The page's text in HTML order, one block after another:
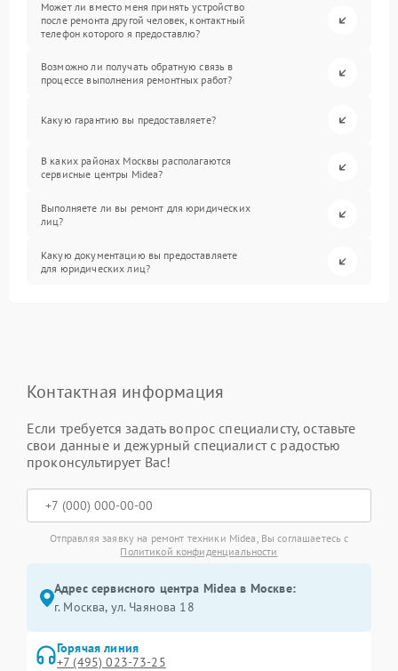
Может ли вместо меня принять устройство
после ремонта другой человек, контактный
телефон которого я предоставлю?
Возможно ли получать обратную связь в
процессе выполнения ремонтных работ?
Какую гарантию вы предоставляете?
В каких районах Москвы располагаются
сервисные центры Midea?
Выполняете ли вы ремонт для юридических
лиц?
Какую документацию вы предоставляете
для юридических лиц?
Контактная информация
Если требуется задать вопрос специалисту, оставьте
свои данные и дежурный специалист с радостью
проконсультирует Вас!
Отправляя заявку на ремонт техники Midea, Вы соглашаетесь с
Политикой конфиденциальности
Адрес сервисного центра Midea в Москве:
г. Москва, ул. Чаянова 18
Горячая линия
+7 (495) 023-73-25